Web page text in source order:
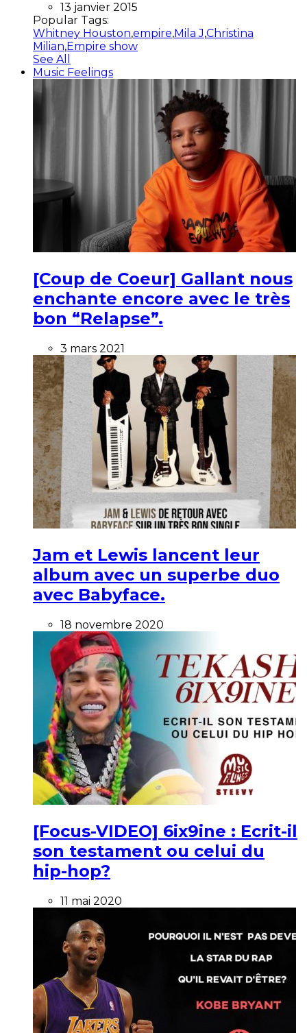
13 janvier 2015
Popular Tags:
Whitney Houston,empire,Mila J,Christina
Milian,Empire show
See All
Music Feelings
[Coup de Coeur] Gallant nous
enchante encore avec le très
bon “Relapse”.
3 mars 2021
Jam et Lewis lancent leur
album avec un superbe duo
avec Babyface.
18 novembre 2020
[Focus-VIDEO] 6ix9ine : Ecrit-il
son testament ou celui du
hip-hop?
11 mai 2020